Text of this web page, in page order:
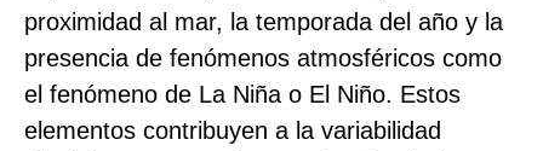
proximidad al mar, la temporada del año y la
presencia de fenómenos atmosféricos como
el fenómeno de La Niña o El Niño. Estos
elementos contribuyen a la variabilidad